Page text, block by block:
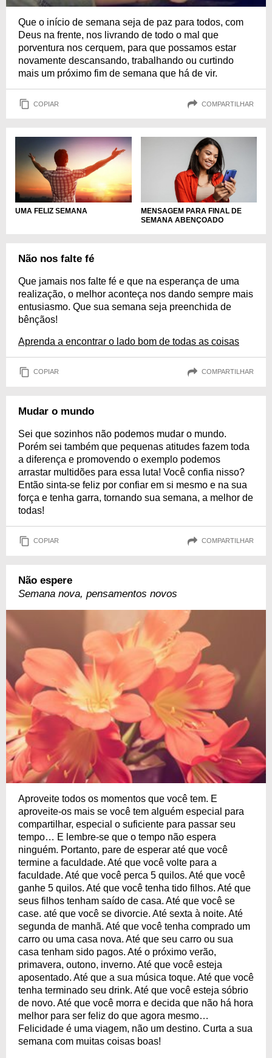
Que o início de semana seja de paz para todos, com
Deus na frente, nos livrando de todo o mal que
porventura nos cerquem, para que possamos estar
novamente descansando, trabalhando ou curtindo
mais um próximo fim de semana que há de vir.
COPIAR COMPARTILHAR
UMA FELIZ SEMANA
MENSAGEM PARA FINAL DE
SEMANA ABENÇOADO
Não nos falte fé
Que jamais nos falte fé e que na esperança de uma
realização, o melhor aconteça nos dando sempre mais
entusiasmo. Que sua semana seja preenchida de
bênçãos!
Aprenda a encontrar o lado bom de todas as coisas
COPIAR COMPARTILHAR
Mudar o mundo
Sei que sozinhos não podemos mudar o mundo.
Porém sei também que pequenas atitudes fazem toda
a diferença e promovendo o exemplo podemos
arrastar multidões para essa luta! Você confia nisso?
Então sinta-se feliz por confiar em si mesmo e na sua
força e tenha garra, tornando sua semana, a melhor de
todas!
COPIAR COMPARTILHAR
Não espere
Semana nova, pensamentos novos
Aproveite todos os momentos que você tem. E
aproveite-os mais se você tem alguém especial para
compartilhar, especial o suficiente para passar seu
tempo… E lembre-se que o tempo não espera
ninguém. Portanto, pare de esperar até que você
termine a faculdade. Até que você volte para a
faculdade. Até que você perca 5 quilos. Até que você
ganhe 5 quilos. Até que você tenha tido filhos. Até que
seus filhos tenham saído de casa. Até que você se
case. até que você se divorcie. Até sexta à noite. Até
segunda de manhã. Até que você tenha comprado um
carro ou uma casa nova. Até que seu carro ou sua
casa tenham sido pagos. Até o próximo verão,
primavera, outono, inverno. Até que você esteja
aposentado. Até que a sua música toque. Até que você
tenha terminado seu drink. Até que você esteja sóbrio
de novo. Até que você morra e decida que não há hora
melhor para ser feliz do que agora mesmo…
Felicidade é uma viagem, não um destino. Curta a sua
semana com muitas coisas boas!